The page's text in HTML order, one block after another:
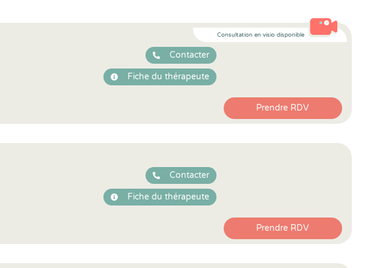
Consultation en visio disponible
Contacter
Fiche du thérapeute
Prendre RDV
Contacter
Fiche du thérapeute
Prendre RDV